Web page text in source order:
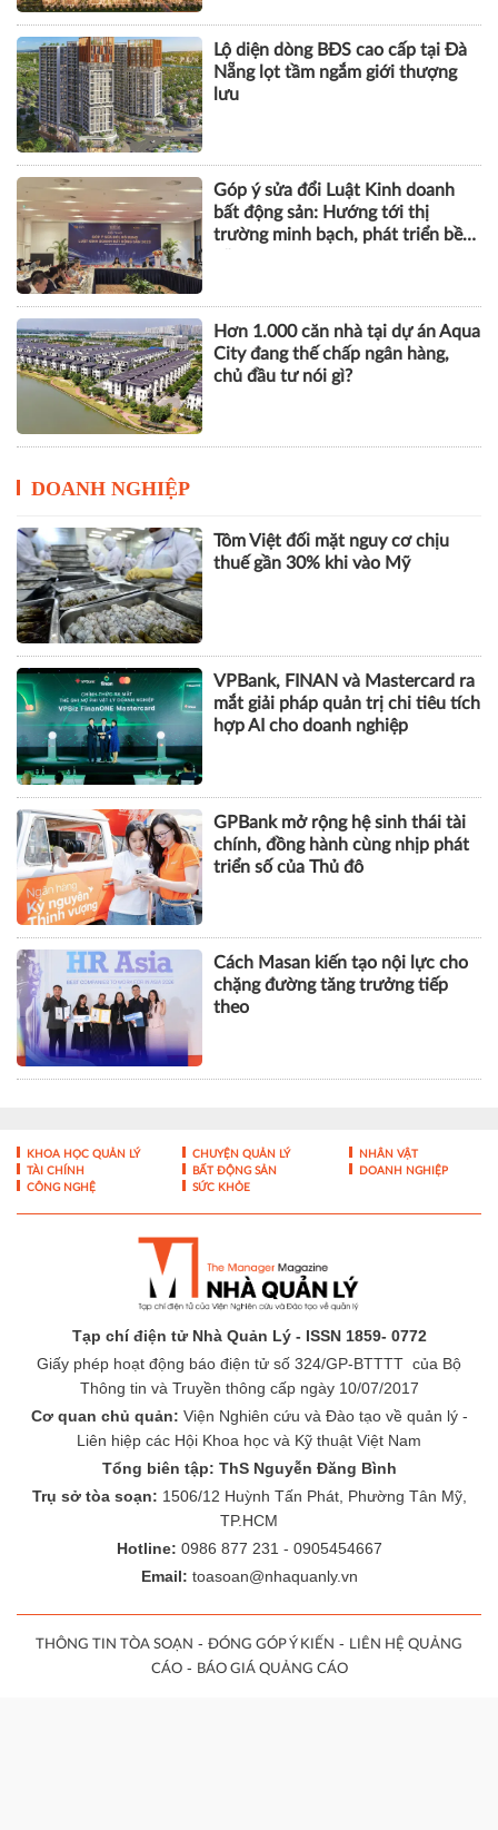
Lộ diện dòng BĐS cao cấp tại Đà
Nẵng lọt tầm ngắm giới thượng
lưu
Góp ý sửa đổi Luật Kinh doanh
bất động sản: Hướng tới thị
trường minh bạch, phát triển bền
Hơn 1.000 căn nhà tại dự án Aqua
City đang thế chấp ngân hàng,
chủ đầu tư nói gì?
DOANH NGHIỆP
Tôm Việt đối mặt nguy cơ chịu
thuế gần 30% khi vào Mỹ
VPBank, FINAN và Mastercard ra
mắt giải pháp quản trị chi tiêu tích
hợp AI cho doanh nghiệp
GPBank mở rộng hệ sinh thái tài
chính, đồng hành cùng nhịp phát
triển số của Thủ đô
Cách Masan kiến tạo nội lực cho
chặng đường tăng trưởng tiếp
theo
KHOA HỌC QUẢN LÝ CHUYỆN QUẢN LÝ
NHÂN VẬT
TÀI CHÍNH
BẤT ĐỘNG SẢN
DOANH NGHIỆP
CÔNG NGHỆ
SỨC KHỎE
Tạp chí điện tử Nhà Quản Lý - ISSN 1859- 0772
Giấy phép hoạt động báo điện tử số 324/GP-BTTTT của Bộ
Thông tin và Truyền thông cấp ngày 10/07/2017
Cơ quan chủ quản: Viện Nghiên cứu và Đào tạo về quản lý -
Liên hiệp các Hội Khoa học và Kỹ thuật Việt Nam
Tổng biên tập: ThS Nguyễn Đăng Bình
Trụ sở tòa soạn: 1506/12 Huỳnh Tấn Phát, Phường Tân Mỹ,
TP.HCM
Hotline: 0986 877 231 - 0905454667
Email: toasoan@nhaquanly.vn
THÔNG TIN TÒA SOẠN - ĐÓNG GÓP Ý KIẾN - LIÊN HỆ QUẢNG
CÁO- BÁO GIÁ QUẢNG CÁO